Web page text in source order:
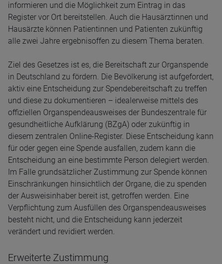
informieren und die Möglichkeit zum Eintrag in das
Register vor Ort bereitstellen. Auch die Hausärztinnen und
Hausärzte können Patientinnen und Patienten zukünftig
alle zwei Jahre ergebnisoffen zu diesem Thema beraten.
Ziel des Gesetzes ist es, die Bereitschaft zur Organspende
in Deutschland zu fördern. Die Bevölkerung ist aufgefordert,
aktiv eine Entscheidung zur Spendebereitschaft zu treffen
und diese zu dokumentieren – idealerweise mittels des
offiziellen Organspendeausweises der Bundeszentrale für
gesundheitliche Aufklärung (BZgA) oder zukünftig in
diesem zentralen Online-Register. Diese Entscheidung kann
für oder gegen eine Spende ausfallen, zudem kann die
Entscheidung an eine bestimmte Person delegiert werden.
Im Falle grundsätzlicher Zustimmung zur Spende können
Einschränkungen hinsichtlich der Organe, die zu spenden
der Ausweisinhaber bereit ist, getroffen werden. Eine
Verpflichtung zum Ausfüllen des Organspendeausweises
besteht nicht, und die Entscheidung kann jederzeit
verändert und revidiert werden.
Erweiterte Zustimmung